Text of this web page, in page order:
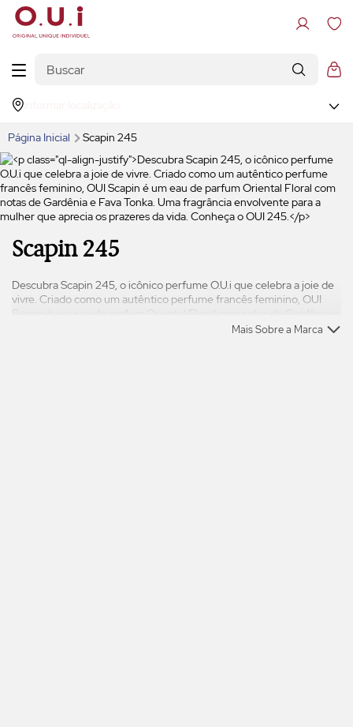
Página Inicial Scapin 245
Scapin 245
Descubra Scapin 245, o icônico perfume O.U.i que celebra a joie de
vivre. Criado como um autêntico perfume francês feminino, OUI
Scapin é um
eau de parfum
Oriental Floral com notas de Gardênia e
Fava Tonka. Uma fragrância envolvente para a mulher que aprecia
Mais Sobre a Marca